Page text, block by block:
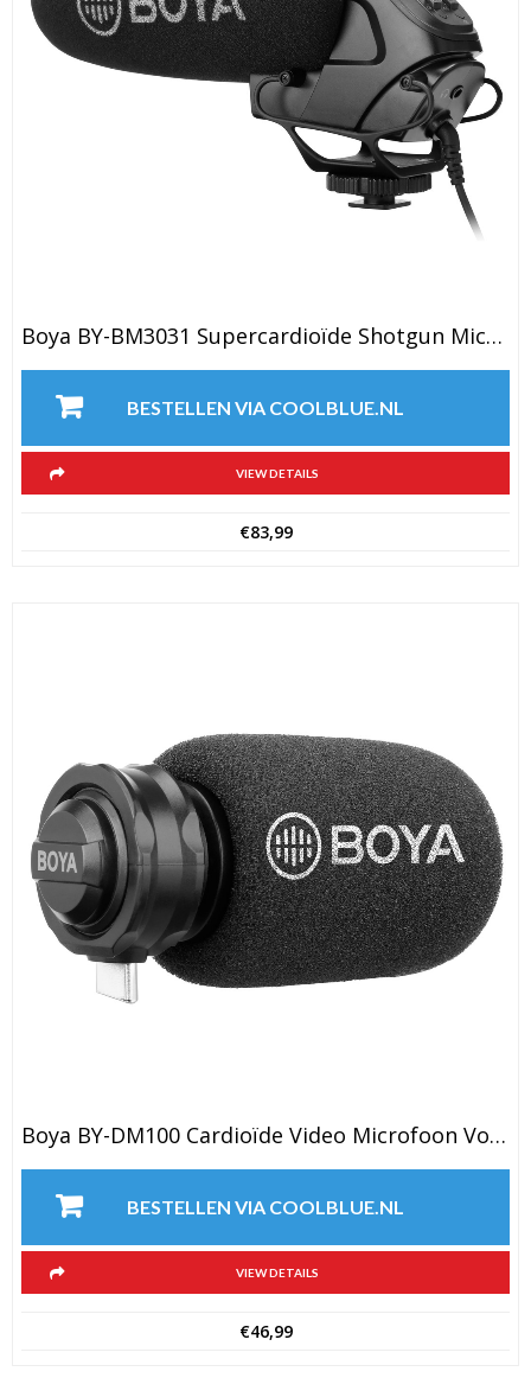
Boya BY-BM3031 Supercardioïde Shotgun Microfoon
BESTELLEN VIA COOLBLUE.NL
VIEW DETAILS
€83,99
Boya BY-DM100 Cardioïde Video Microfoon Voor Usb C
BESTELLEN VIA COOLBLUE.NL
VIEW DETAILS
€46,99